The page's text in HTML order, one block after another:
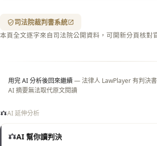
司法院裁判書系統
本頁全文逐字來自司法院公開資料，可開新分頁核對
用完 AI 分析後回來繼續— 法律人 LawPlayer 有判決
AI 摘要無法取代原文閱讀
AI 延伸分析
AI 幫你讀判決